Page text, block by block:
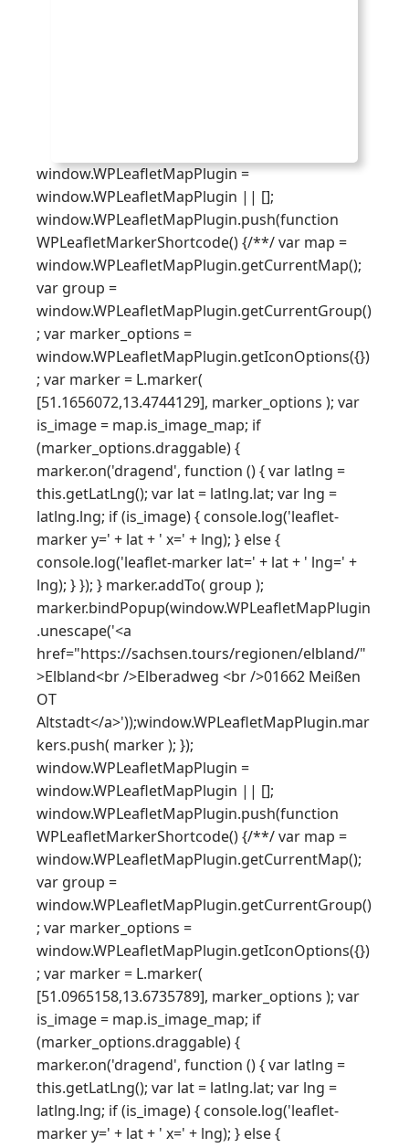
window.WPLeafletMapPlugin =
window.WPLeafletMapPlugin || [];
window.WPLeafletMapPlugin.push(function
WPLeafletMarkerShortcode() {/**/ var map =
window.WPLeafletMapPlugin.getCurrentMap();
var group =
window.WPLeafletMapPlugin.getCurrentGroup()
; var marker_options =
window.WPLeafletMapPlugin.getIconOptions({})
; var marker = L.marker(
[51.1656072,13.4744129], marker_options ); var
is_image = map.is_image_map; if
(marker_options.draggable) {
marker.on('dragend', function () { var latlng =
this.getLatLng(); var lat = latlng.lat; var lng =
latlng.lng; if (is_image) { console.log('leaflet-
marker y=' + lat + ' x=' + lng); } else {
console.log('leaflet-marker lat=' + lat + ' lng=' +
lng); } }); } marker.addTo( group );
marker.bindPopup(window.WPLeafletMapPlugin
.unescape('<a
href="https://sachsen.tours/regionen/elbland/"
>Elbland<br />Elberadweg <br />01662 Meißen
OT
Altstadt</a>'));window.WPLeafletMapPlugin.mar
kers.push( marker ); });
window.WPLeafletMapPlugin =
window.WPLeafletMapPlugin || [];
window.WPLeafletMapPlugin.push(function
WPLeafletMarkerShortcode() {/**/ var map =
window.WPLeafletMapPlugin.getCurrentMap();
var group =
window.WPLeafletMapPlugin.getCurrentGroup()
; var marker_options =
window.WPLeafletMapPlugin.getIconOptions({})
; var marker = L.marker(
[51.0965158,13.6735789], marker_options ); var
is_image = map.is_image_map; if
(marker_options.draggable) {
marker.on('dragend', function () { var latlng =
this.getLatLng(); var lat = latlng.lat; var lng =
latlng.lng; if (is_image) { console.log('leaflet-
marker y=' + lat + ' x=' + lng); } else {